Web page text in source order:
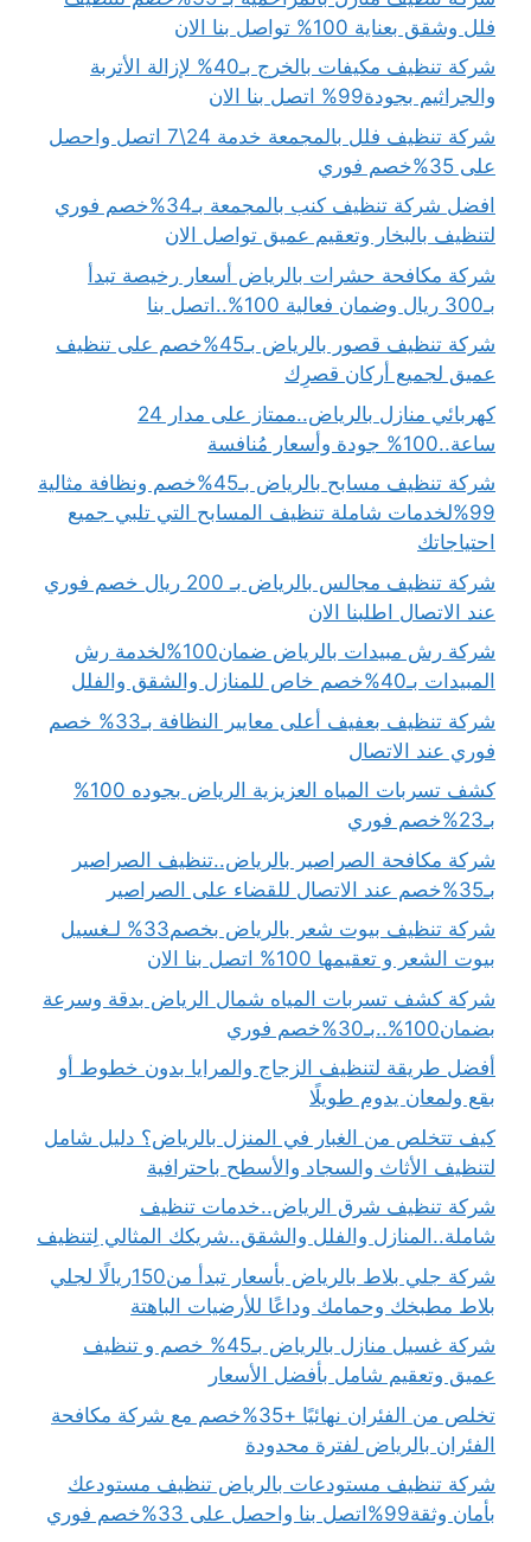
فلل وشقق بعناية 100% تواصل بنا الان
شركة تنظيف مكيفات بالخرج بـ40% لإزالة الأتربة
والجراثيم بجودة99% اتصل بنا الان
شركة تنظيف فلل بالمجمعة خدمة 24\7 اتصل واحصل
على 35%خصم فوري
افضل شركة تنظيف كنب بالمجمعة بـ34%خصم فوري
لتنظيف بالبخار وتعقيم عميق تواصل الان
شركة مكافحة حشرات بالرياض أسعار رخيصة تبدأ
بـ300 ريال وضمان فعالية 100%..اتصل بنا
شركة تنظيف قصور بالرياض بـ45%خصم على تنظيف
عميق لجميع أركان قصرِك
كهربائي منازل بالرياض..ممتاز على مدار 24
ساعة..100% جودة وأسعار مُنافسة
شركة تنظيف مسابح بالرياض بـ45%خصم ونظافة مثالية
99%لخدمات شاملة تنظيف المسابح التي تلبي جميع
احتياجاتك
شركة تنظيف مجالس بالرياض بـ 200 ريال خصم فوري
عند الاتصال اطلبنا الان
شركة رش مبيدات بالرياض ضمان100%لخدمة رش
المبيدات بـ40%خصم خاص للمنازل والشقق والفلل
شركة تنظيف بعفيف أعلى معايير النظافة بـ33% خصم
فوري عند الاتصال
كشف تسربات المياه العزيزية الرياض بجوده 100%
بـ23%خصم فوري
شركة مكافحة الصراصير بالرياض..تنظيف الصراصير
بـ35%خصم عند الاتصال للقضاء على الصراصير
شركة تنظيف بيوت شعر بالرياض بخصم33% لـغسيل
بيوت الشعر و تعقيمها 100% اتصل بنا الان
شركة كشف تسربات المياه شمال الرياض بدقة وسرعة
بضمان100%..بـ30%خصم فوري
أفضل طريقة لتنظيف الزجاج والمرايا بدون خطوط أو
بقع ولمعان يدوم طويلًا
كيف تتخلص من الغبار في المنزل بالرياض؟ دليل شامل
لتنظيف الأثاث والسجاد والأسطح باحترافية
شركة تنظيف شرق الرياض..خدمات تنظيف
شاملة..المنازل والفلل والشقق..شريكك المثالي لِتنظيف
شركة جلي بلاط بالرياض بأسعار تبدأ من150ريالًا لجلي
بلاط مطبخك وحمامك وداعًا للأرضيات الباهتة
شركة غسيل منازل بالرياض بـ45% خصم و تنظيف
عميق وتعقيم شامل بأفضل الأسعار
تخلص من الفئران نهائيًا +35%خصم مع شركة مكافحة
الفئران بالرياض لفترة محدودة
شركة تنظيف مستودعات بالرياض تنظيف مستودعك
بأمان وثقة99%اتصل بنا واحصل على 33%خصم فوري